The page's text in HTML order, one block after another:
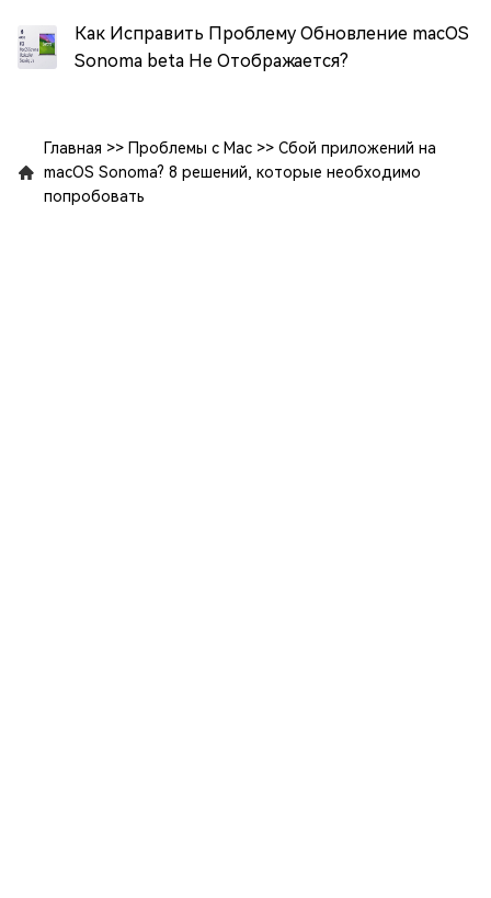
Как Исправить Проблему Обновление macOS
Sonoma beta Не Отображается?
Главная >> Проблемы с Mac >> Сбой приложений на
macOS Sonoma? 8 решений, которые необходимо
попробовать